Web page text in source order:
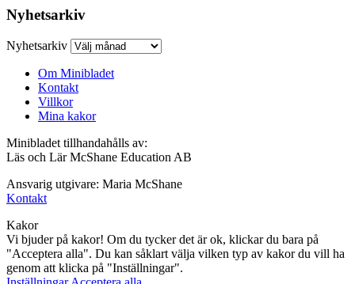
Nyhetsarkiv
Nyhetsarkiv
Om Minibladet
Kontakt
Villkor
Mina kakor
Minibladet tillhandahålls av:
Läs och Lär McShane Education AB
Ansvarig utgivare: Maria McShane
Kontakt
Kakor
Vi bjuder på kakor! Om du tycker det är ok, klickar du bara på
"Acceptera alla". Du kan såklart välja vilken typ av kakor du vill ha
genom att klicka på "Inställningar".